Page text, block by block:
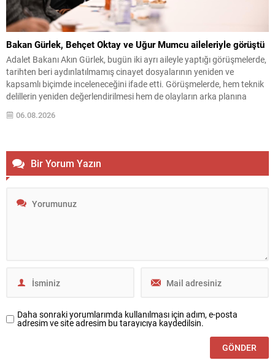
Bakan Gürlek, Behçet Oktay ve Uğur Mumcu aileleriyle görüştü
Adalet Bakanı Akın Gürlek, bugün iki ayrı aileyle yaptığı görüşmelerde,
tarihten beri aydınlatılmamış cinayet dosyalarının yeniden ve
kapsamlı biçimde inceleneceğini ifade etti. Görüşmelerde, hem teknik
delillerin yeniden değerlendirilmesi hem de olayların arka planına
ilişkin şüphelerin giderilmesi amacıyla kapsamlı adımlar atılacağı
vurgulandı. Görüşmelerin ilkinde eski Özel Harekat Daire Başkanı
06.08.2026
Bir Yorum Yazın
Daha sonraki yorumlarımda kullanılması için adım, e-posta
adresim ve site adresim bu tarayıcıya kaydedilsin.